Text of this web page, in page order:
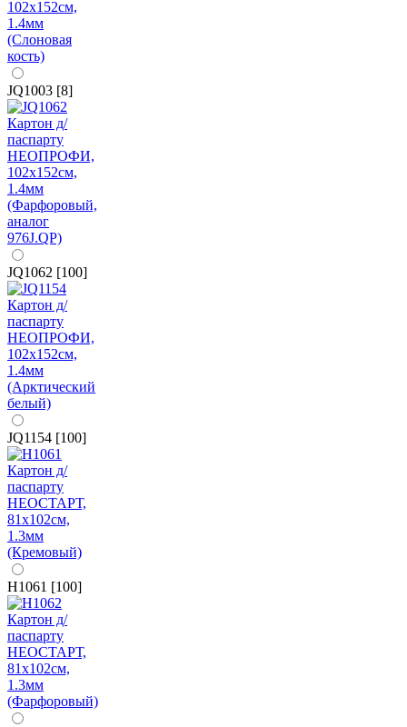
JQ1003 [8]
JQ1062 [100]
JQ1154 [100]
H1061 [100]